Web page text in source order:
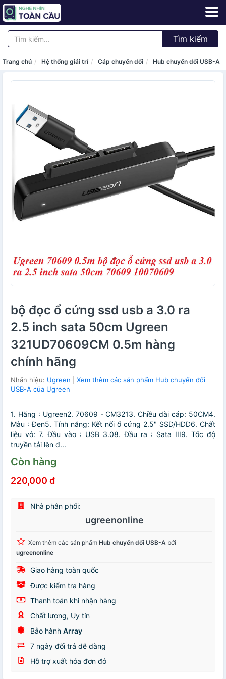
Tìm kiếm
Trang chủ Hệ thống giải trí Cáp chuyển đổi Hub chuyển đổi USB-A
bộ đọc ổ cứng ssd usb a 3.0 ra
2.5 inch sata 50cm Ugreen
321UD70609CM 0.5m hàng
chính hãng
Nhãn hiệu: Ugreen
Xem thêm các sản phẩm Hub chuyển đổi
USB-A của Ugreen
1. Hãng : Ugreen2. 70609 - CM3213. Chiều dài cáp: 50CM4.
Màu : Đen5. Tính năng: Kết nối ổ cứng 2.5" SSD/HDD6. Chất
liệu vỏ: 7. Đầu vào : USB 3.08. Đầu ra : Sata III9. Tốc độ
truyền tải lên đ...
Còn hàng
220,000 đ
Nhà phân phối:
ugreenonline
Xem thêm các sản phẩm Hub chuyển đổi USB-A bởi
ugreenonline
Giao hàng toàn quốc
Được kiểm tra hàng
Thanh toán khi nhận hàng
Chất lượng, Uy tín
Bảo hành Array
7 ngày đổi trả dễ dàng
Hỗ trợ xuất hóa đơn đỏ